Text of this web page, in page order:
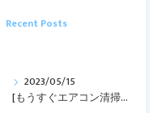
Recent Posts
2023/05/15
[もうすぐエアコン清掃の時期！！]